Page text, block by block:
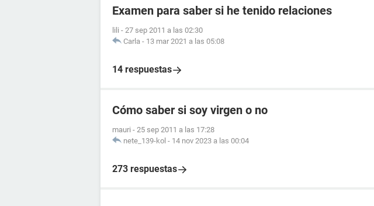
Examen para saber si he tenido relaciones
lili - 27 sep 2011 a las 02:30
Carla - 13 mar 2021 a las 05:08
14 respuestas
Cómo saber si soy virgen o no
mauri - 25 sep 2011 a las 17:28
nete_139-kol - 14 nov 2023 a las 00:04
273 respuestas